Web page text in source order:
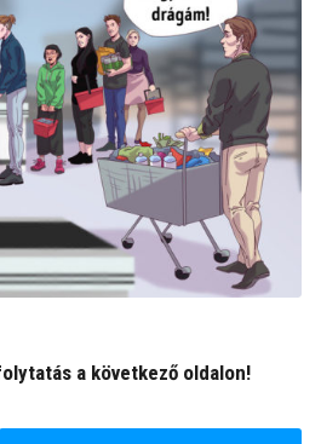
a következő oldalon!